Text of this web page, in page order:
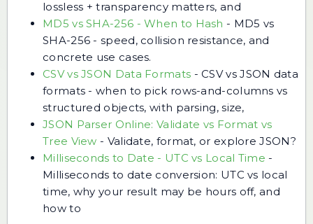
lossless + transparency matters, and
MD5 vs SHA-256 - When to Hash - MD5 vs
SHA-256 - speed, collision resistance, and
concrete use cases.
CSV vs JSON Data Formats -CSV vs JSON data
formats - when to pick rows-and-columns vs
structured objects, with parsing, size,
JSON Parser Online: Validate vs Format vs
Tree View - Validate, format, or explore JSON?
Milliseconds to Date - UTC vs Local Time -
Milliseconds to date conversion: UTC vs local
time, why your result may be hours off, and
how to